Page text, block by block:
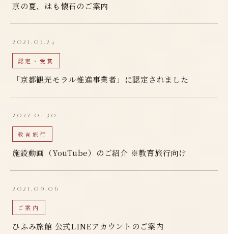
京の夏、はも懐石のご案内
2023.03.24
認定・受賞
「京都観光モラル推進事業者」に認定されました
2022.01.30
教育旅行
施設動画（YouTube）のご紹介 ※教育旅行向け
2021.09.06
ご案内
ひふみ旅館 公式LINEアカウントのご案内